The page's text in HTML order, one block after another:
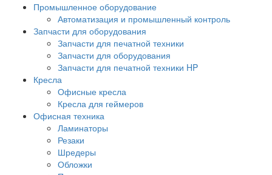
Промышленное оборудование
Автоматизация и промышленный контроль
Запчасти для оборудования
Запчасти для печатной техники
Запчасти для оборудования
Запчасти для печатной техники HP
Кресла
Офисные кресла
Кресла для геймеров
Офисная техника
Ламинаторы
Резаки
Шредеры
Обложки